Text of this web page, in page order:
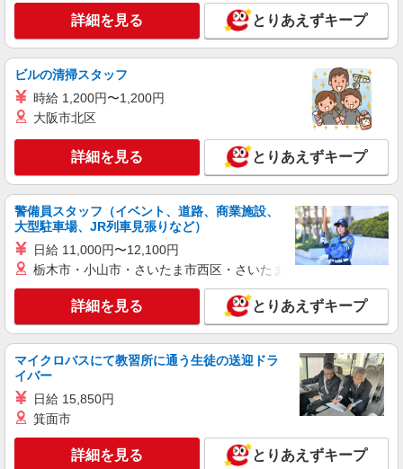
パート
コカ・コーラ ボトラーズジャパン＿広島SC【求人番号：84031】
25日払い（指定口座へお振込み）
キープ 詳細を見る
正社員
株式会社テクノ・サービス マニュファクチャリング【広島県】
製造スタッフ（組立・加工・目視検査・機械操
作など）
月給190000〜240000円（スキル・経験を考
慮）
広島県広島市安佐南区 （他にも広島県内に多
数あり） ※勤務地はご希望を考慮の上、ご自宅を
中心に通勤時間120分圏内のエリアとなります。
詳細を見る
派遣社員
株式会社テクノ・サービス/お仕事No/0897173
ピッキング・洗浄
詳細を見る とりあえずキープ
ビルの清掃スタッフ
時給 1,200円〜1,200円
大阪市北区
詳細を見る とりあえずキープ
警備員スタッフ（イベント、道路、商業施設、
大型駐車場、JR列車見張りなど）
日給 11,000円〜12,100円
栃木市・小山市・さいたま市西区・さいたま市岩槻区・久喜市・
詳細を見る とりあえずキープ
マイクロバスにて教習所に通う生徒の送迎ドラ
イバー
日給 15,850円
箕面市
詳細を見る とりあえずキープ